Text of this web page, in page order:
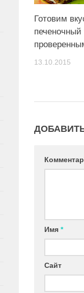
Готовим
печеночный
13.10.2015
Имя *
Сайт